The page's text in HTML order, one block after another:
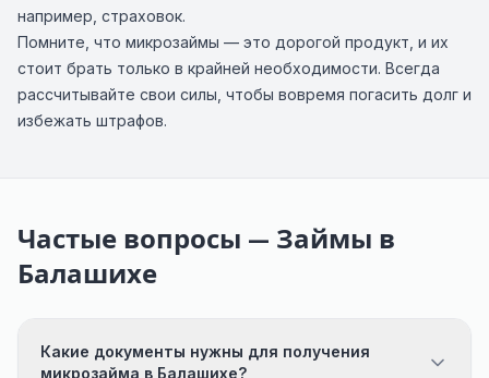
например, страховок.
Помните, что микрозаймы — это дорогой продукт, и их
стоит брать только в крайней необходимости. Всегда
рассчитывайте свои силы, чтобы вовремя погасить долг и
избежать штрафов.
Частые вопросы — Займы в
Балашихе
Какие документы нужны для получения
микрозайма в Балашихе?